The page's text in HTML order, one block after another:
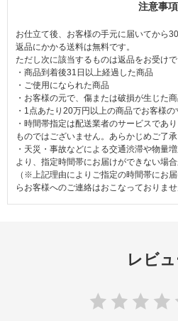
注意事項
お仕立て後、お客様の手元に届いてから
返品にかかる送料は無料です。
ただし次に該当するものは返品をお受けで
・商品到着後31日以上経過した商品
・ご使用になられた商品
・お客様の元で、傷または破損が生じた
・1点あたり20万円以上の商品でお客様
・時間帯指定は配送業者のサービスであ
ものではございません。あらかじめご了承
・天災・事故などによる交通渋滞や物量
より、指定時間帯にお届けができない場合
（※上記理由によりご指定の時間帯にお
らお客様へのご連絡はおこなっておりませ
レビ